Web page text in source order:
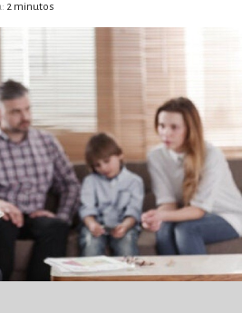
2 minutos